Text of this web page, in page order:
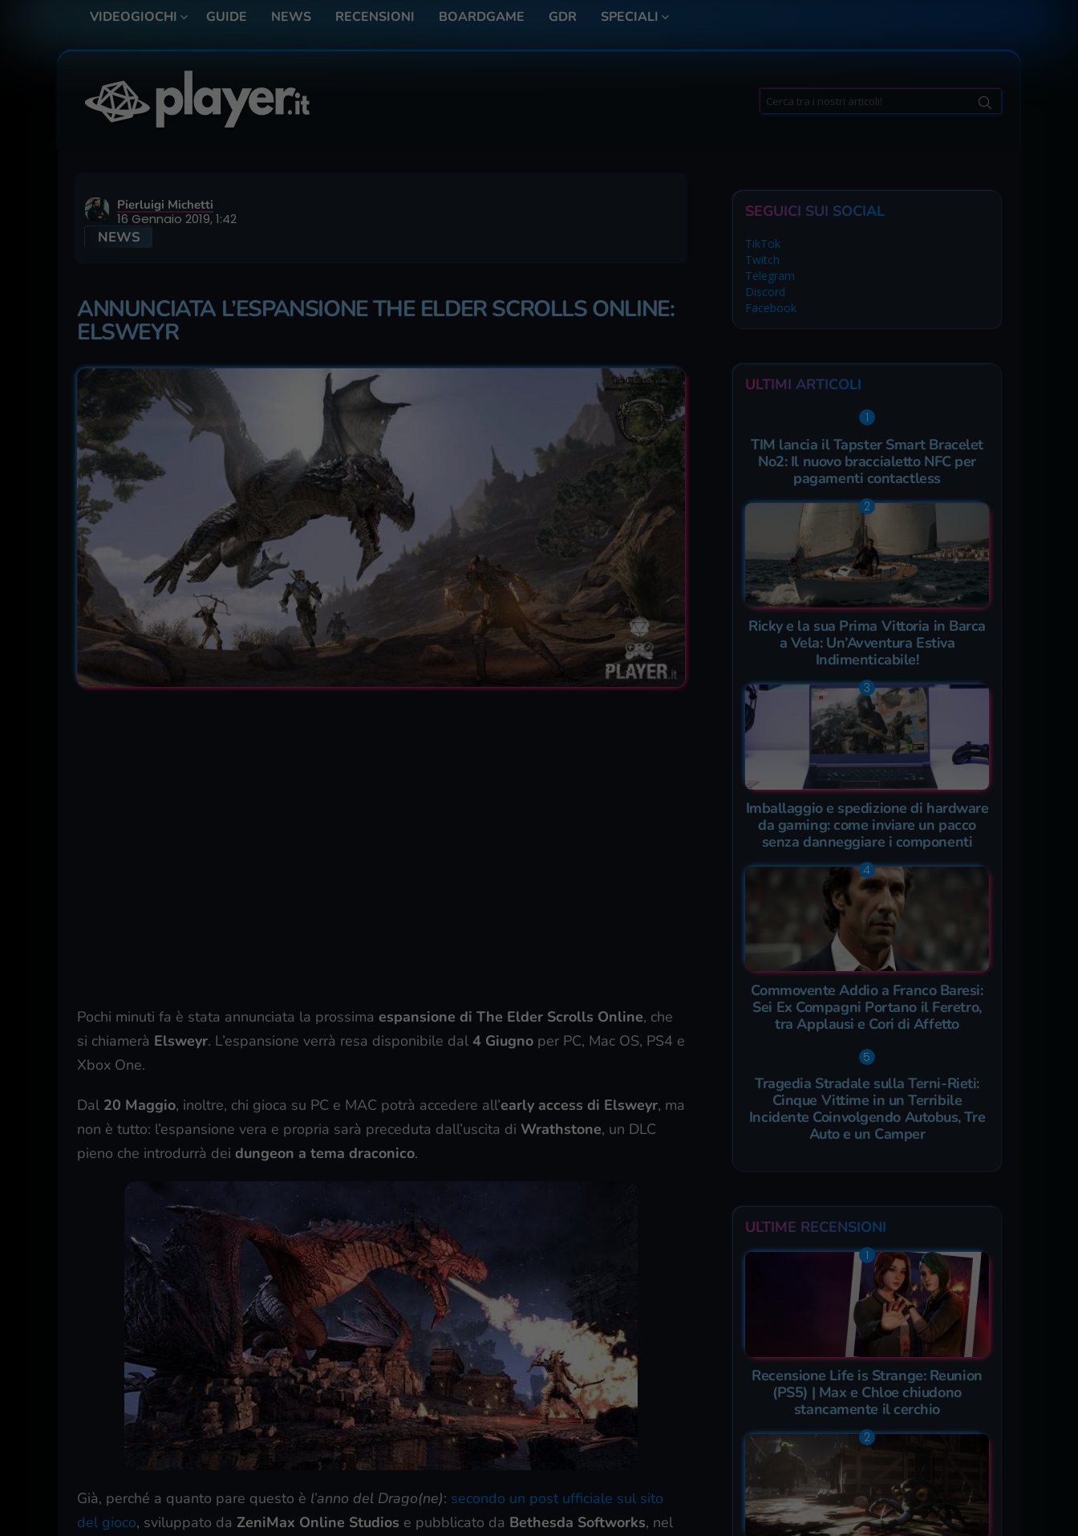
VIDEOGIOCHI GUIDE NEWS RECENSIONI BOARDGAME GDR SPECIALI
Search
for:
Pierluigi Michetti
16 Gennaio 2019, 1:42
NEWS
ANNUNCIATA L’ESPANSIONE THE ELDER SCROLLS ONLINE:
ELSWEYR
Pochi minuti fa è stata annunciata la prossima espansione di The Elder Scrolls Online, che
si chiamerà Elsweyr. L’espansione verrà resa disponibile dal 4 Giugno per PC, Mac OS, PS4 e
Xbox One.
Dal 20 Maggio, inoltre, chi gioca su PC e MAC potrà accedere all’early access di Elsweyr, ma
non è tutto: l’espansione vera e propria sarà preceduta dall’uscita di Wrathstone, un DLC
pieno che introdurrà dei dungeon a tema draconico.
Già, perché a quanto pare questo è l’anno del Drago(ne): secondo un post ufficiale sul sito
del gioco, sviluppato da ZeniMax Online Studios e pubblicato da Bethesda Softworks, nel
SEGUICI SUI SOCIAL
TikTok
Twitch
Telegram
Discord
Facebook
ULTIMI ARTICOLI
TIM lancia il Tapster Smart Bracelet
No2: Il nuovo braccialetto NFC per
pagamenti contactless
Ricky e la sua Prima Vittoria in Barca
a Vela: Un’Avventura Estiva
Indimenticabile!
Imballaggio e spedizione di hardware
da gaming: come inviare un pacco
senza danneggiare i componenti
Commovente Addio a Franco Baresi:
Sei Ex Compagni Portano il Feretro,
tra Applausi e Cori di Affetto
Tragedia Stradale sulla Terni-Rieti:
Cinque Vittime in un Terribile
Incidente Coinvolgendo Autobus, Tre
Auto e un Camper
ULTIME RECENSIONI
Recensione Life is Strange: Reunion
(PS5) | Max e Chloe chiudono
stancamente il cerchio